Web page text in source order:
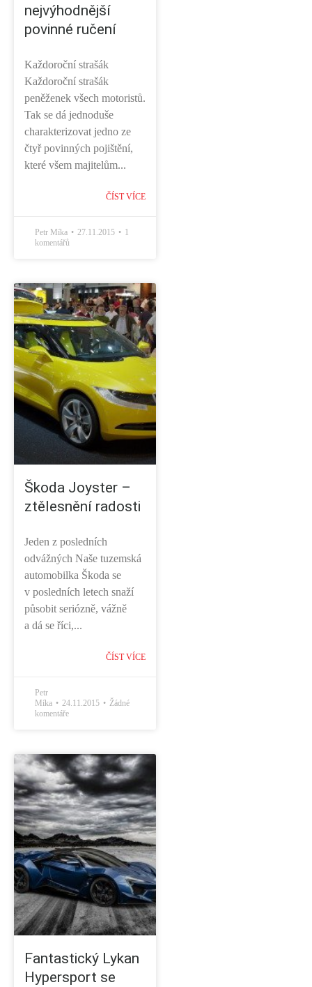
nejvýhodnější
povinné ručení
Každoroční strašák
Každoroční strašák
peněženek všech motoristů.
Tak se dá jednoduše
charakterizovat jedno ze
čtyř povinných pojištění,
které všem majitelům...
ČÍST VÍCE
Petr Míka 27.11.2015
1
komentářů
Škoda Joyster –
ztělesnění radosti
Jeden z posledních
odvážných Naše tuzemská
automobilka Škoda se
v posledních letech snaží
působit seriózně, vážně
a dá se říci,...
ČÍST VÍCE
Petr
Míka
24.11.2015
Žádné
komentáře
Fantastický Lykan
Hypersport se